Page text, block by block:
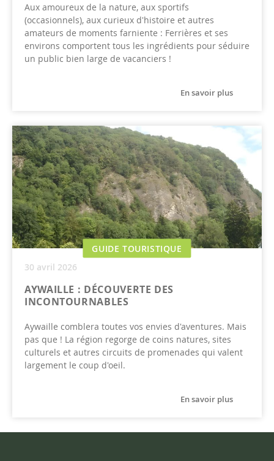
Aux amoureux de la nature, aux sportifs
(occasionnels), aux curieux d'histoire et autres
amateurs de moments farniente : Ferrières et ses
environs comportent tous les ingrédients pour séduire
un public bien large de vacanciers !
En savoir plus
GUIDE TOURISTIQUE
30 avril 2026
AYWAILLE : DÉCOUVERTE DES
INCONTOURNABLES
Aywaille comblera toutes vos envies d'aventures. Mais
pas que ! La région regorge de coins natures, sites
culturels et autres circuits de promenades qui valent
largement le coup d'oeil.
En savoir plus